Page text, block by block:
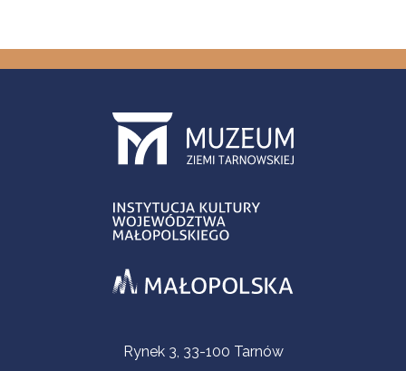
Informacje kontaktoweRynek 3, 33-100 Tarnów